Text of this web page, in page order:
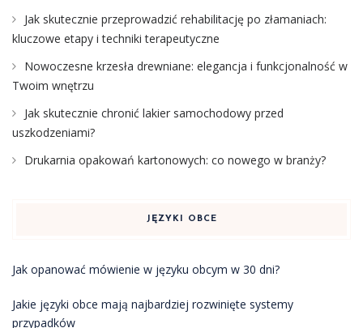
Jak skutecznie przeprowadzić rehabilitację po złamaniach:
kluczowe etapy i techniki terapeutyczne
Nowoczesne krzesła drewniane: elegancja i funkcjonalność w
Twoim wnętrzu
Jak skutecznie chronić lakier samochodowy przed
uszkodzeniami?
Drukarnia opakowań kartonowych: co nowego w branży?
JĘZYKI OBCE
Jak opanować mówienie w języku obcym w 30 dni?
Jakie języki obce mają najbardziej rozwinięte systemy
przypadków